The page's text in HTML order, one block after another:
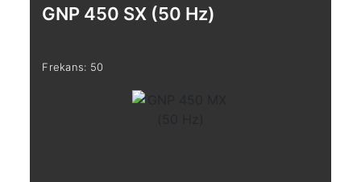
GNP 450 SX (50 Hz)
Frekans: 50